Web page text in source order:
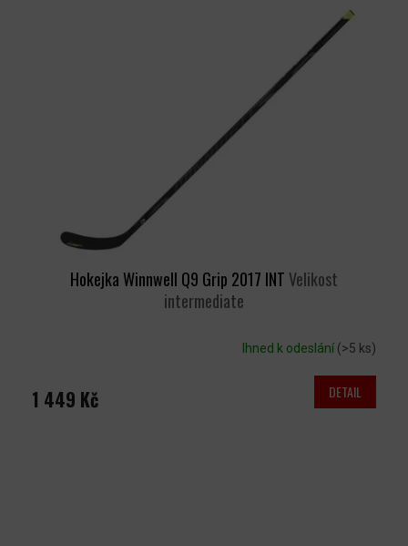
Hokejka Winnwell Q9 Grip 2017 INT Velikost
intermediate
Ihned k odeslání (>5 ks)
1 449 Kč DETAIL